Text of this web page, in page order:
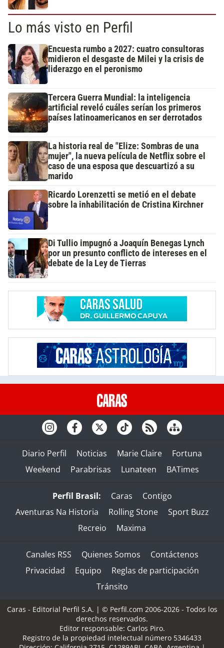
Lo más visto en Perfil
Encuesta rumbo a 2027: cuatro consultoras
midieron el desgaste de Milei y la crisis de
liderazgo en el peronismo
Tercera Guerra Mundial: la inteligencia
artificial reveló cuáles serían los primeros
países latinoamericanos en ser derrotados
La historia real de "Elize: Sombras de una
mujer", la nueva película de Netflix sobre el
caso de una esposa que descuartizó a su
marido
Ricardo Lorenzetti se metió en el debate
sobre la inhabilitación de Cristina Kirchner
Di Tullio impugnó a Joaquín Benegas Lynch
por un presunto conflicto de intereses en el
debate de la Ley de Tierras
Diario Perfil Noticias Marie Claire
Fortuna
Weekend
Parabrisas Lunateen BATimes
Perfil Brasil: Caras
Contigo
Aventuras Na Historia
Rolling Stone
Sport Buzz
Recreio
Maxima
Canales RSS Quienes Somos
Contáctenos
Privacidad
Equipo
Reglas de participación
Tránsito
Caras - Editorial Perfil S.A. | © Perfil.com 2006-2026 - Todos los
derechos reservados.
Editor responsable: Carlos Piro.
Registro de la propiedad intelectual número 5346433